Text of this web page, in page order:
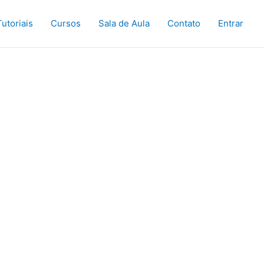
Cursos Sala de Aula Contato Entrar